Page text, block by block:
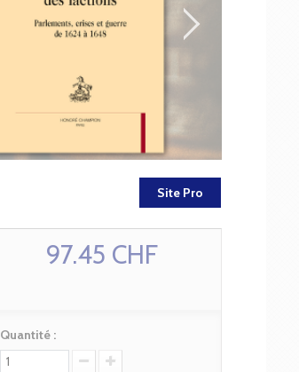
Site Pro
97.45 CHF
Quantité :